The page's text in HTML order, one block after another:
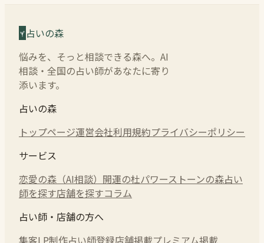
占いの森
悩みを、そっと相談できる森へ。AI
相談・全国の占い師があなたに寄り
添います。
占いの森
トップページ運営会社利用規約プライバシーポリシー
サービス
恋愛の森（AI相談） 開運の杜パワーストーンの森占い
師を探す店舗を探すコラム
占い師・店舗の方へ
集客LP制作占い師登録店舗掲載プレミアム掲載